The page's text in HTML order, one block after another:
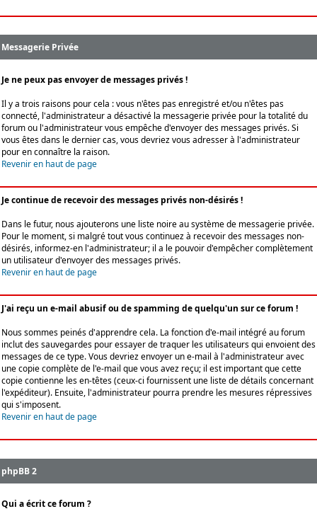
Messagerie Privée
Je ne peux pas envoyer de messages privés !
Il y a trois raisons pour cela : vous n'êtes pas enregistré et/ou n'êtes pas
connecté, l'administrateur a désactivé la messagerie privée pour la totalité du
forum ou l'administrateur vous empêche d'envoyer des messages privés. Si
vous êtes dans le dernier cas, vous devriez vous adresser à l'administrateur
pour en connaître la raison.
Revenir en haut de page
Je continue de recevoir des messages privés non-désirés !
Dans le futur, nous ajouterons une liste noire au système de messagerie privée.
Pour le moment, si malgré tout vous continuez à recevoir des messages non-
désirés, informez-en l'administrateur; il a le pouvoir d'empêcher complètement
un utilisateur d'envoyer des messages privés.
Revenir en haut de page
J'ai reçu un e-mail abusif ou de spamming de quelqu'un sur ce forum !
Nous sommes peinés d'apprendre cela. La fonction d'e-mail intégré au forum
inclut des sauvegardes pour essayer de traquer les utilisateurs qui envoient des
messages de ce type. Vous devriez envoyer un e-mail à l'administrateur avec
une copie complète de l'e-mail que vous avez reçu; il est important que cette
copie contienne les en-têtes (ceux-ci fournissent une liste de détails concernant
l'expéditeur). Ensuite, l'administrateur pourra prendre les mesures répressives
qui s'imposent.
Revenir en haut de page
phpBB 2
Qui a écrit ce forum ?